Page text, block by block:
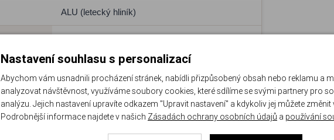
ALU (letecký hliník)
586 g
Pryžové, ergonomické
Made in the USA
Nastavení souhlasu s personalizací
Abychom vám usnadnili procházení stránek, nabídli přizpůsobený obsah nebo reklamu a
analyzovat návštěvnost, využíváme soubory cookies, které sdílíme se svými partnery pro
analýzu. Jejich nastavení upravíte odkazem "Upravit nastavení" a kdykoliv jej můžete změnit
Podrobnější informace najdete v našich Zásadách ochrany osobních údajů a používání